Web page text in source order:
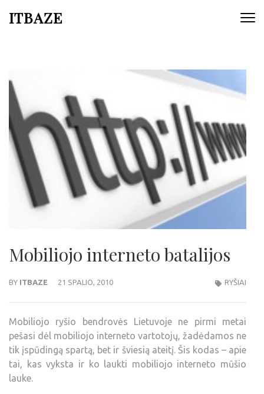
ITBAZE
Mobiliojo interneto batalijos
BY ITBAZE 21 SPALIO, 2010 RYŠIAI
Mobiliojo ryšio bendrovės Lietuvoje ne pirmi metai
pešasi dėl mobiliojo interneto vartotojų, žadėdamos ne
tik įspūdingą spartą, bet ir šviesią ateitį. Šis kodas – apie
tai, kas vyksta ir ko laukti mobiliojo interneto mūšio
lauke.